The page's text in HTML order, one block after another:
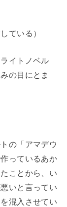
ている）
イトノベル
の目にとま
の「アマデウ
っているあか
ことから、い
いと言ってい
混入させてい